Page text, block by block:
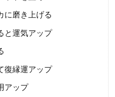
に磨き上げる
と運気アップ
復縁運アップ
アップ